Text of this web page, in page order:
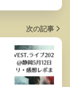
次の記事